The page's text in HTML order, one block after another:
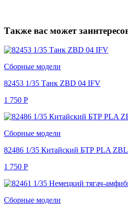
Также вас может
Сборные модели
82453 1/35 Танк ZBD 04 IFV
1 750 Р
Сборные модели
82486 1/35 Китайский БТР PLA
1 750 Р
Сборные модели